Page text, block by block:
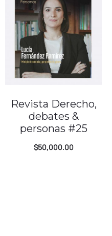
Revista Derecho,
debates &
personas #25
$50,000.00